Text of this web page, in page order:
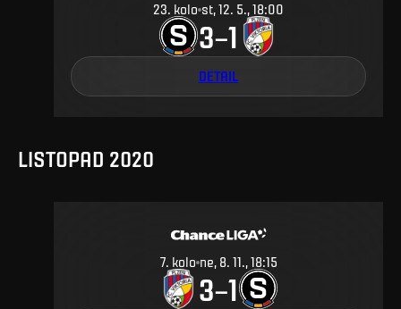
23. kolo st, 12. 5., 18:00
3–1
DETAIL
LISTOPAD 2020
7. kolo ne, 8. 11., 18:15
3–1